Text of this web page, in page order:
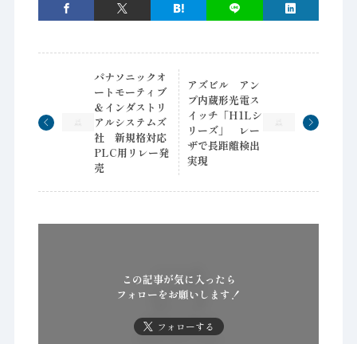
パナソニックオ
ートモーティブ
＆インダストリ
アルシステムズ
社 新規格対応
PLC用リレー発
売
アズビル アン
プ内蔵形光電ス
イッチ「H1Lシ
リーズ」 レー
ザで長距離検出
実現
この記事が気に入ったら
フォローをお願いします！
フォローする